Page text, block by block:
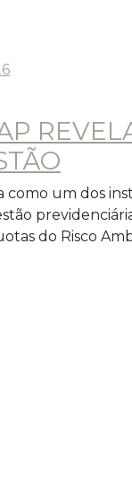
como um dos
do Risco